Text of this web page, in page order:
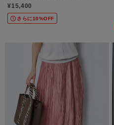
¥15,400
さらに10%OFF